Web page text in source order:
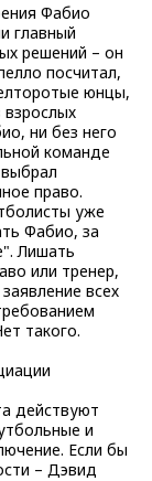
Фабио
главный
решений – он
посчитал,
юнцы,
ни без него
команде
право.
уже
Фабио, за
Лишать
или тренер,
всех
такого.
действуют
и
Если бы
– Дэвид